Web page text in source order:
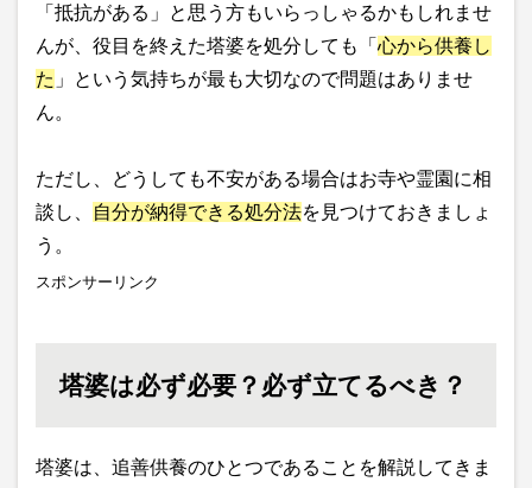
「抵抗がある」と思う方もいらっしゃるかもしれませ
んが、役目を終えた塔婆を処分しても「 心から供養し
た 」という気持ちが最も大切なので問題はありませ
ん。
ただし、どうしても不安がある場合はお寺や霊園に相
談し、
自分が納得できる処分法を見つけておきましょ
う。
スポンサーリンク
塔婆は必ず必要？必ず立てるべき？
塔婆は、追善供養のひとつであることを解説してきま